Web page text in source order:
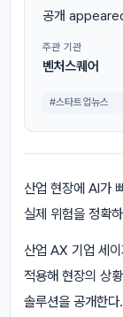
공개
주관 기관
벤처스퀘어
#스타트업뉴스
산업 현장에 AI가
실제 위험을 정확
산업 AX 기업 세
적용해 현장의 상
솔루션을 공개한